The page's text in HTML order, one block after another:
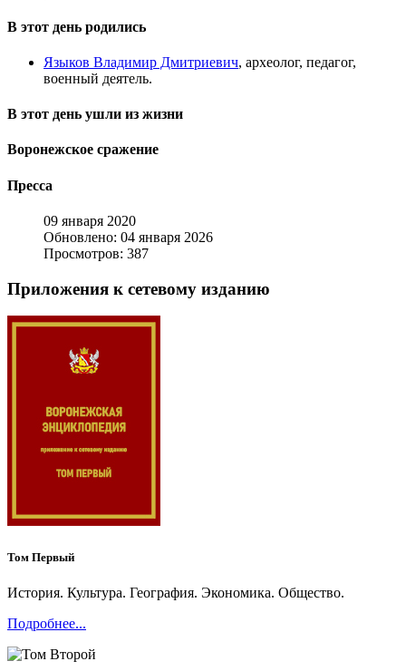
В этот день родились
Языков Владимир Дмитриевич, археолог, педагог,
военный деятель.
В этот день ушли из жизни
Воронежское сражение
Пресса
09 января 2020
Обновлено: 04 января 2026
Просмотров: 387
Приложения к сетевому изданию
Том Первый
История. Культура. География. Экономика. Общество.
Подробнее...